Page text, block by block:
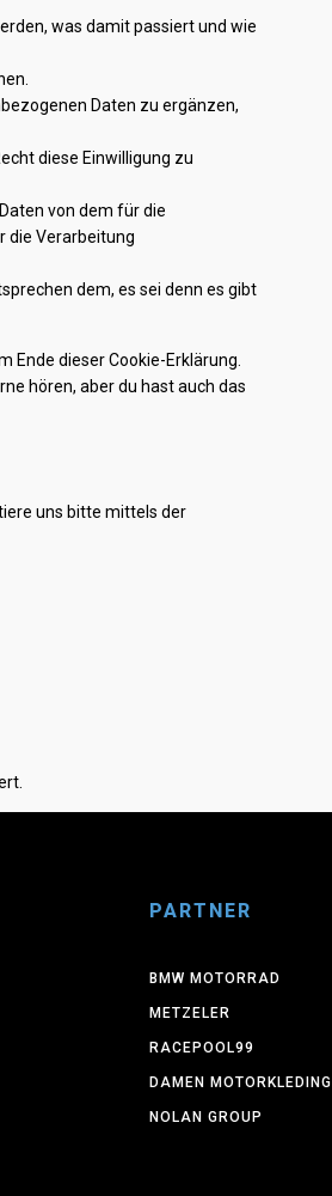
was damit passiert und wie
Daten zu ergänzen,
diese Einwilligung zu
von dem für die
die Verarbeitung
dem, es sei denn es gibt
dieser Cookie-Erklärung.
hören, aber du hast auch das
uns bitte mittels der
PARTNER
BMW MOTORRAD
METZELER
RACEPOOL99
DAMEN MOTORKLEDING
NOLAN GROUP